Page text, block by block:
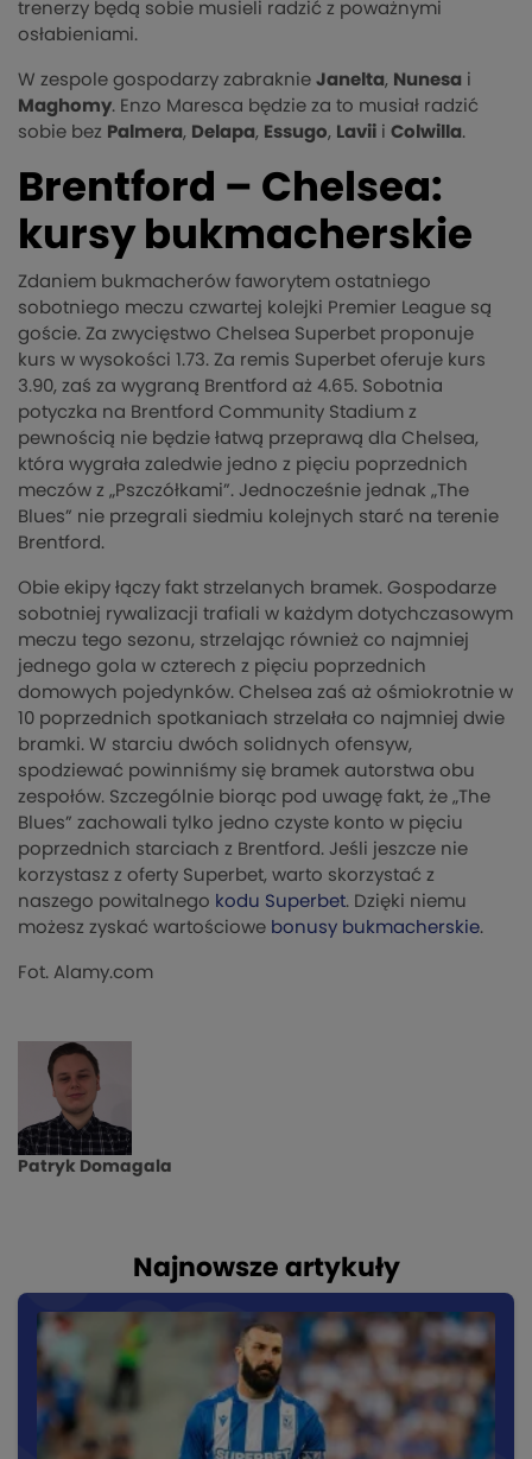
trenerzy będą sobie musieli radzić z poważnymi
osłabieniami.
W zespole gospodarzy zabraknie Janelta, Nunesa i
Maghomy. Enzo Maresca będzie za to musiał radzić
sobie bez Palmera, Delapa, Essugo, Lavii i Colwilla.
Brentford – Chelsea:
kursy bukmacherskie
Zdaniem bukmacherów faworytem ostatniego
sobotniego meczu czwartej kolejki Premier League są
goście. Za zwycięstwo Chelsea Superbet proponuje
kurs w wysokości 1.73. Za remis Superbet oferuje kurs
3.90, zaś za wygraną Brentford aż 4.65. Sobotnia
potyczka na Brentford Community Stadium z
pewnością nie będzie łatwą przeprawą dla Chelsea,
która wygrała zaledwie jedno z pięciu poprzednich
meczów z „Pszczółkami”. Jednocześnie jednak „The
Blues” nie przegrali siedmiu kolejnych starć na terenie
Brentford.
Obie ekipy łączy fakt strzelanych bramek. Gospodarze
sobotniej rywalizacji trafiali w każdym dotychczasowym
meczu tego sezonu, strzelając również co najmniej
jednego gola w czterech z pięciu poprzednich
domowych pojedynków. Chelsea zaś aż ośmiokrotnie w
10 poprzednich spotkaniach strzelała co najmniej dwie
bramki. W starciu dwóch solidnych ofensyw,
spodziewać powinniśmy się bramek autorstwa obu
zespołów. Szczególnie biorąc pod uwagę fakt, że „The
Blues” zachowali tylko jedno czyste konto w pięciu
poprzednich starciach z Brentford. Jeśli jeszcze nie
korzystasz z oferty Superbet, warto skorzystać z
naszego powitalnego kodu Superbet. Dzięki niemu
możesz zyskać wartościowe bonusy bukmacherskie.
Fot. Alamy.com
Patryk Domagala
Najnowsze artykuły